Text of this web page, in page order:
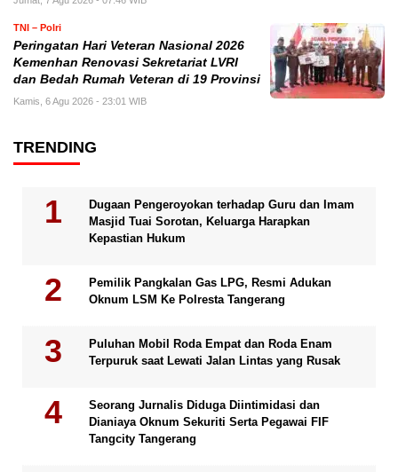
TNI – Polri
Peringatan Hari Veteran Nasional 2026
Kemenhan Renovasi Sekretariat LVRI
dan Bedah Rumah Veteran di 19 Provinsi
Kamis, 6 Agu 2026 - 23:01 WIB
TRENDING
Dugaan Pengeroyokan terhadap Guru dan Imam
Masjid Tuai Sorotan, Keluarga Harapkan
Kepastian Hukum
Pemilik Pangkalan Gas LPG, Resmi Adukan
Oknum LSM Ke Polresta Tangerang
Puluhan Mobil Roda Empat dan Roda Enam
Terpuruk saat Lewati Jalan Lintas yang Rusak
Seorang Jurnalis Diduga Diintimidasi dan
Dianiaya Oknum Sekuriti Serta Pegawai FIF
Tangcity Tangerang